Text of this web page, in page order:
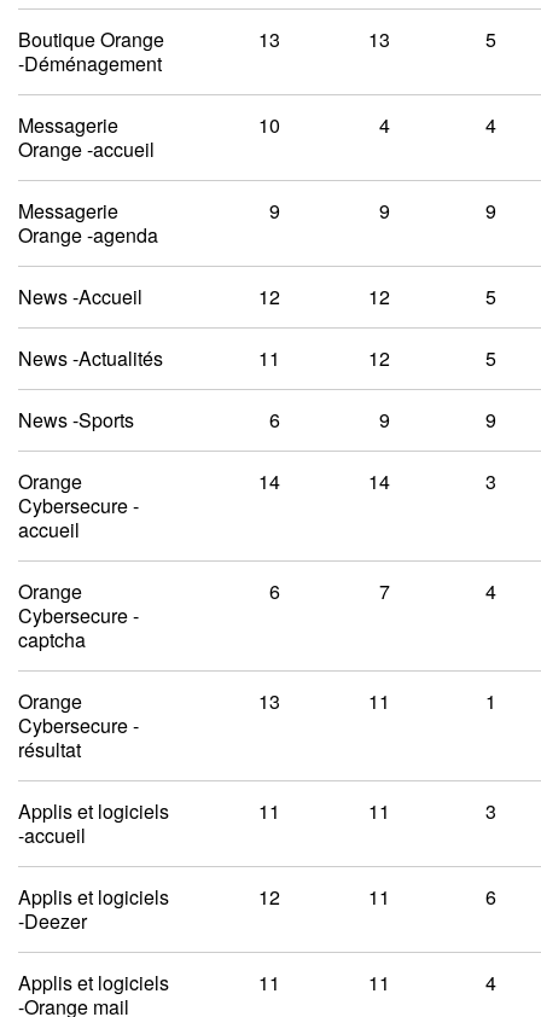
Boutique Orange
-Déménagement
13 13 5
Messagerie
Orange -accueil
10 4 4
Messagerie
Orange -agenda
9 9 9
News -Accueil 12 12 5
News -Actualités 11 12 5
News -Sports 6 9 9
Orange
Cybersecure -
accueil
14 14 3
Orange
Cybersecure -
captcha
6 7 4
Orange
Cybersecure -
résultat
13 11 1
Applis et logiciels
-accueil
11 11 3
Applis et logiciels
-Deezer
12 11 6
Applis et logiciels
-Orange mail
11 11 4